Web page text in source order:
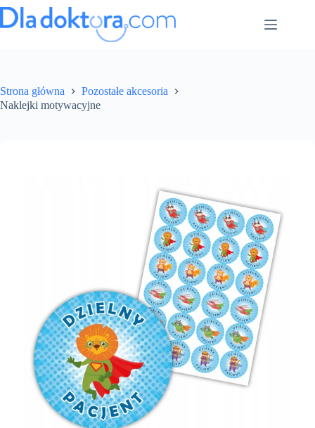
Strona główna
Pozostałe akcesoria
Naklejki motywacyjne